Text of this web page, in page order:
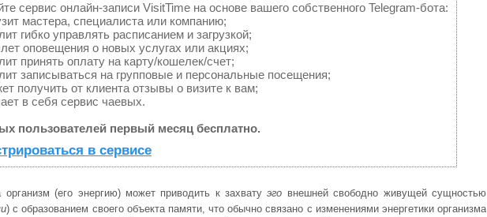
сервис онлайн-записи VisitTime на основе вашего собственного Telegram-бота:
мастера, специалиста или компанию;
гибко управлять расписанием и загрузкой;
оповещения о новых услугах или акциях;
принять оплату на карту/кошелек/счет;
записываться на групповые и персональные посещения;
получить от клиента отзывы о визите к вам;
в себя сервис чаевых.
пользователей первый месяц бесплатно.
в сервисе
организм (его энергию) может приводить к захватуэго внешней свободно живущей сущностью
) с образованием своего объекта памяти, что обычно связано с изменениями энергетики организма